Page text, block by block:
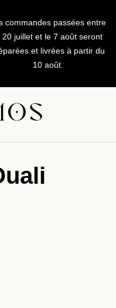
commandes passées entre
20 juillet et le 7 août seront
et livrées à partir du
10 août.